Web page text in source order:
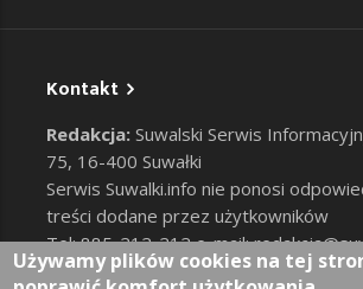
Kontakt
Redakcja: Suwalski Serwis
75, 16-400 Suwałki
Serwis Suwalki.info nie ponosi
treści dodane przez użytkowników
Tel: 885-212-212 e-mail:
reklama@suwalki.info
Używamy plików cookies na tej